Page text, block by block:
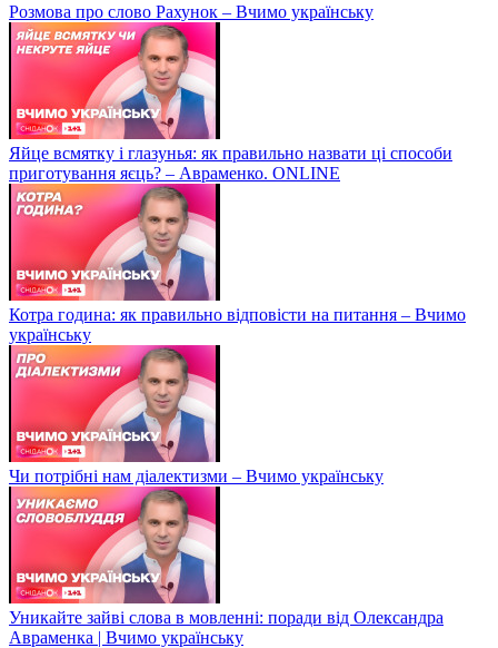
Розмова про слово Рахунок – Вчимо українську
Яйце всмятку і глазунья: як правильно назвати ці способи
приготування яєць? – Авраменко. ONLINE
Котра година: як правильно відповісти на питання – Вчимо
українську
Чи потрібні нам діалектизми – Вчимо українську
Уникайте зайві слова в мовленні: поради від Олександра
Авраменка | Вчимо українську